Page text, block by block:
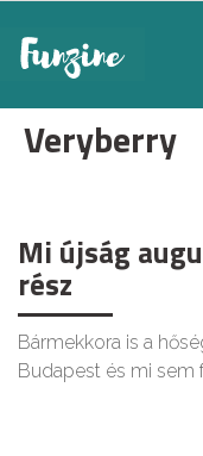
Veryberry
Mi újság
rész
Bármekkora is a
Budapest és mi sem